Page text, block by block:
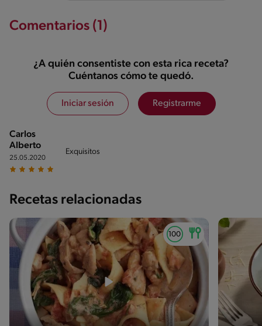
Comentarios (1)
¿A quién consentiste con esta rica receta?
Cuéntanos cómo te quedó.
Iniciar sesión Registrarme
Carlos
Alberto
25.05.2020
Exquisitos
Recetas relacionadas